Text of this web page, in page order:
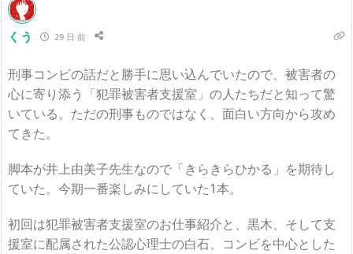
くう 29 日 前
刑事コンビの話だと勝手に思い込んでいたので、被害者の
心に寄り添う「犯罪被害者支援室」の人たちだと知って驚
いている。ただの刑事ものではなく、面白い方向から攻め
てきた。
脚本が井上由美子先生なので「きらきらひかる」を期待し
ていた。今期一番楽しみにしていた1本。
初回は犯罪被害者支援室のお仕事紹介と、黒木、そして支
援室に配属された公認心理士の白石、コンビを中心とした